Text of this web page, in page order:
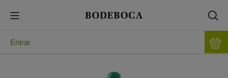
Entrar